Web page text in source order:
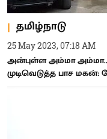
தமிழ்நாடு
25 May 2023, 07:18 AM
அன்புள்ள அம்மா
முடிவெடுத்த பாச மகன்: